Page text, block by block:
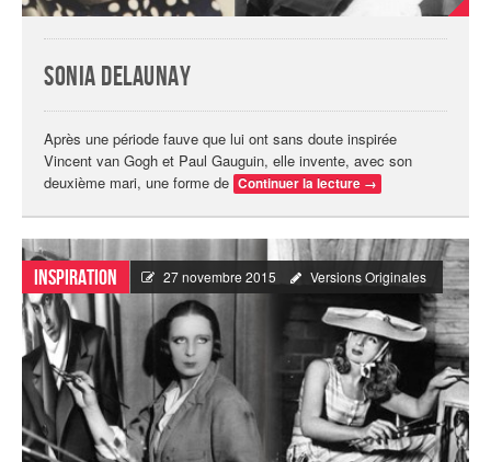
Sonia Delaunay
Après une période fauve que lui ont sans doute inspirée
Vincent van Gogh et Paul Gauguin, elle invente, avec son
deuxième mari, une forme de Continuer la lecture →
Inspiration 27 novembre 2015 Versions Originales